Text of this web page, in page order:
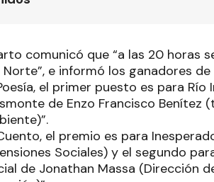
comunicó que “a las 20 horas
e informó los ganadores
el primer puesto es para
de Enzo Francisco Benítez
el premio es para
Sociales) y el segundo
de Jonathan Massa (Dirección